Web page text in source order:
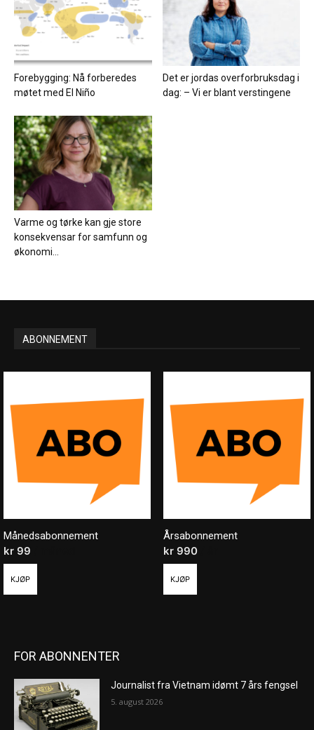
Forebygging: Nå forberedes
møtet med El Niño
Det er jordas overforbruksdag i
dag: – Vi er blant verstingene
Varme og tørke kan gje store
konsekvensar for samfunn og
økonomi...
ABONNEMENT
Månedsabonnement
kr 99
KJØP
Årsabonnement
kr990
KJØP
FOR ABONNENTER
Journalist fra Vietnam idømt 7 års fengsel
5. august 2026